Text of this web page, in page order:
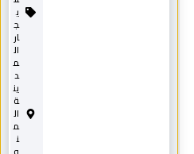
ي
ال